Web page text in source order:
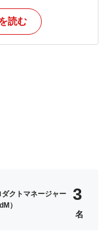
ます。
ナー。
で一貫して設計し、
す。デザインの力で
読む
ダクトマネージャー
）
3
名